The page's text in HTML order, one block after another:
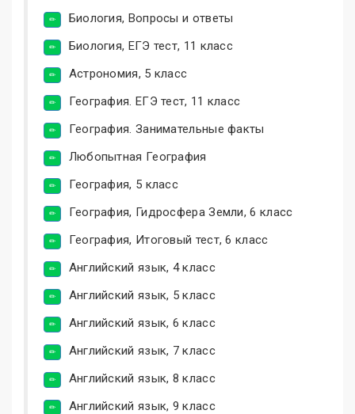
Биология, Вопросы и ответы
Биология, ЕГЭ тест, 11 класс
Астрономия, 5 класс
География. ЕГЭ тест, 11 класс
География. Занимательные факты
Любопытная География
География, 5 класс
География, Гидросфера Земли, 6 класс
География, Итоговый тест, 6 класс
Английский язык, 4 класс
Английский язык, 5 класс
Английский язык, 6 класс
Английский язык, 7 класс
Английский язык, 8 класс
Английский язык, 9 класс